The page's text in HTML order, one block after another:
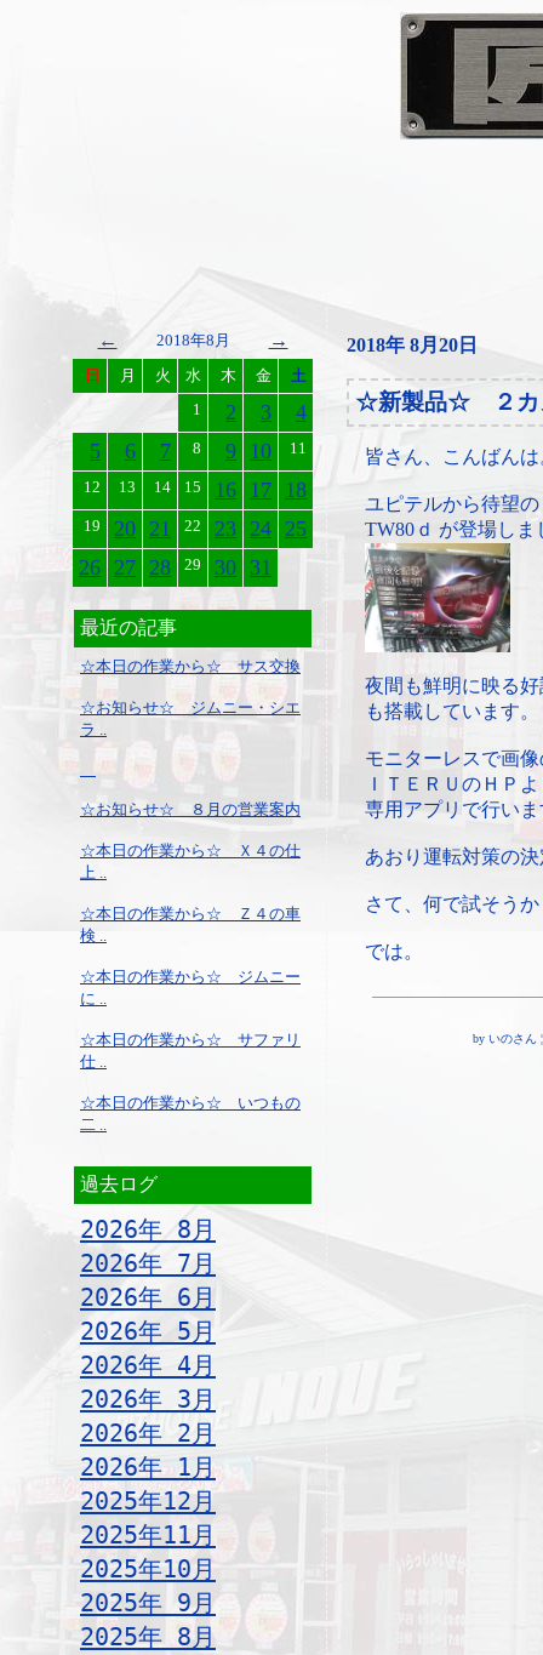
← 2018年8月 →
日 月 火 水 木 金
土
1
2 3
4
5
6 7 8 9 10 11
12 13 14 15 16 17 18
19 20 21 22 23 24 25
26 27 28 29 30 31
最近の記事
☆本日の作業から☆ サス交換
☆お知らせ☆ ジムニー・シエ
ラ ..
☆お知らせ☆ ８月の営業案内
☆本日の作業から☆ Ｘ４の仕
上 ..
☆本日の作業から☆ Ｚ４の車
検 ..
☆本日の作業から☆ ジムニー
に ..
☆本日の作業から☆ サファリ
仕 ..
☆本日の作業から☆ いつもの
二 ..
過去ログ
2026年 8月
2026年 7月
2026年 6月
2026年 5月
2026年 4月
2026年 3月
2026年 2月
2026年 1月
2025年12月
2025年11月
2025年10月
2025年 9月
2025年 8月
2018年 8月20日
☆新製品☆ ２カ
皆さん、こんばんは
ユピテルから待望
TW80ｄ が登場しま
夜間も鮮明に映る
も搭載しています。
モニターレスで画
ＩＴＥＲＵのＨＰ
専用アプリで行い
あおり運転対策の
さて、何で試そう
では。
by いのさん